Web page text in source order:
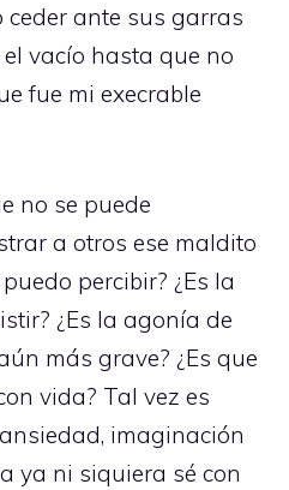
ceder ante sus garras
vacío hasta que no
fue mi execrable
no se puede
a otros ese maldito
percibir? ¿Es la
¿Es la agonía de
más grave? ¿Es que
vida? Tal vez es
imaginación
ya ni siquiera sé con